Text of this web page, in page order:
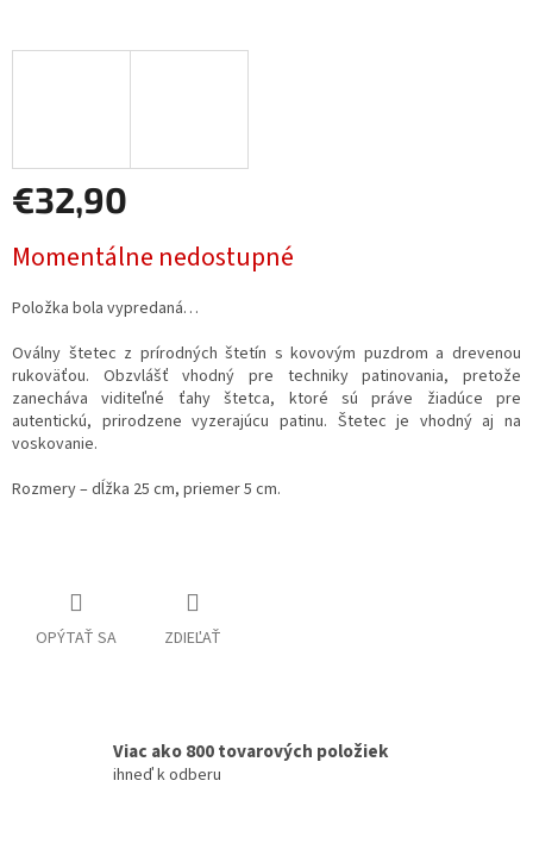
€32,90
cena:
Momentálne nedostupné
Položka bola vypredaná…
Oválny štetec z prírodných štetín s kovovým puzdrom a drevenou
rukoväťou. Obzvlášť vhodný pre techniky patinovania, pretože
zanecháva viditeľné ťahy štetca, ktoré sú práve žiadúce pre
autentickú, prirodzene vyzerajúcu patinu. Štetec je vhodný aj na
voskovanie.
Rozmery – dĺžka 25 cm, priemer 5 cm.
OPÝTAŤ SA ZDIEĽAŤ
Viac ako 800 tovarových položiek
ihneď k odberu